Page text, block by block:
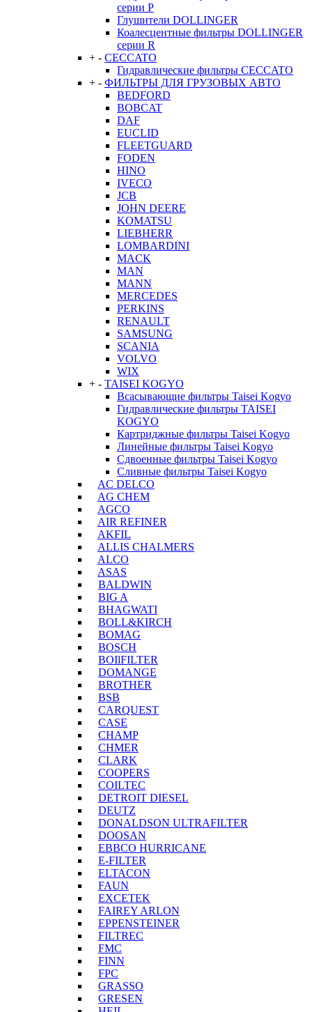
серии P
Глушители DOLLINGER
Коалесцентные фильтры DOLLINGER
серии R
+ - CECCATO
Гидравлические фильтры CECCATO
+ - ФИЛЬТРЫ ДЛЯ ГРУЗОВЫХ АВТО
BEDFORD
BOBCAT
DAF
EUCLID
FLEETGUARD
FODEN
HINO
IVECO
JCB
JOHN DEERE
KOMATSU
LIEBHERR
LOMBARDINI
MACK
MAN
MANN
MERCEDES
PERKINS
RENAULT
SAMSUNG
SCANIA
VOLVO
WIX
+ - TAISEI KOGYO
Всасывающие фильтры Taisei Kogyo
Гидравлические фильтры TAISEI
KOGYO
Картриджные фильтры Taisei Kogyo
Линейные фильтры Taisei Kogyo
Сдвоенные фильтры Taisei Kogyo
Сливные фильтры Taisei Kogyo
AC DELCO
AG CHEM
AGCO
AIR REFINER
AKFIL
ALLIS CHALMERS
ALCO
ASAS
BALDWIN
BIG A
BHAGWATI
BOLL&KIRCH
BOMAG
BOSCH
BOIlFILTER
DOMANGE
BROTHER
BSB
CARQUEST
CASE
CHAMP
CHMER
CLARK
COOPERS
COILTEC
DETROIT DIESEL
DEUTZ
DONALDSON ULTRAFILTER
DOOSAN
EBBCO HURRICANE
E-FILTER
ELTACON
FAUN
EXCETEK
FAIREY ARLON
EPPENSTEINER
FILTREC
FMC
FINN
FPC
GRASSO
GRESEN